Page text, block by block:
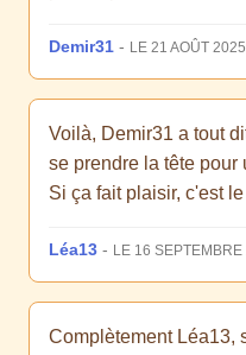
Demir31 - LE 21 AOÛT 2025
Voilà, Demir31 a tout
se prendre la tête pour
Si ça fait plaisir, c'est
Léa13 - LE 16 SEPTEMBRE
Complètement Léa13,